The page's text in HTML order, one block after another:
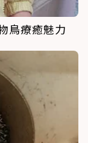
鳥療癒魅力